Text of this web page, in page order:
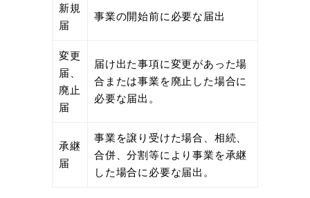
新規
届
事業の開始前に必要な届出
変更
届、
廃止
届
届け出た事項に変更があった場
合または事業を廃止した場合に
必要な届出。
承継
届
事業を譲り受けた場合、相続、
合併、分割等により事業を承継
した場合に必要な届出。